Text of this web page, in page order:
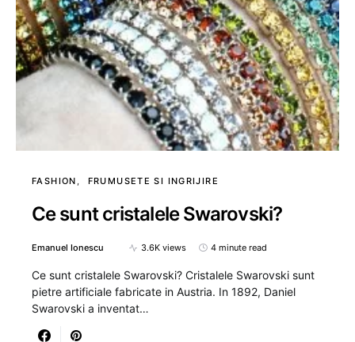
FASHION FRUMUSETE SI INGRIJIRE
Ce sunt cristalele Swarovski?
Emanuel Ionescu 3.6K views 4 minute read
Ce sunt cristalele Swarovski? Cristalele Swarovski sunt
pietre artificiale fabricate in Austria. In 1892, Daniel
Swarovski a inventat…